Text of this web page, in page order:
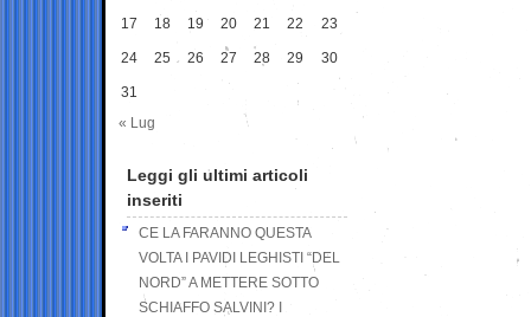
17 18 19 20 21 22 23
24 25 26 27 28 29 30
31
« Lug
Leggi gli ultimi articoli
inseriti
CE LA FARANNO QUESTA
VOLTA I PAVIDI LEGHISTI “DEL
NORD” A METTERE SOTTO
SCHIAFFO SALVINI? I